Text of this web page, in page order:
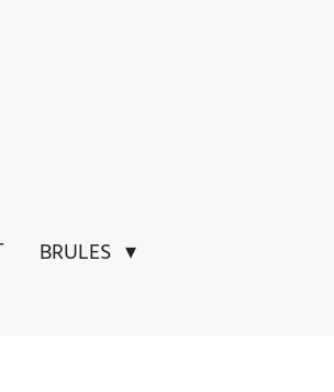
BRULES